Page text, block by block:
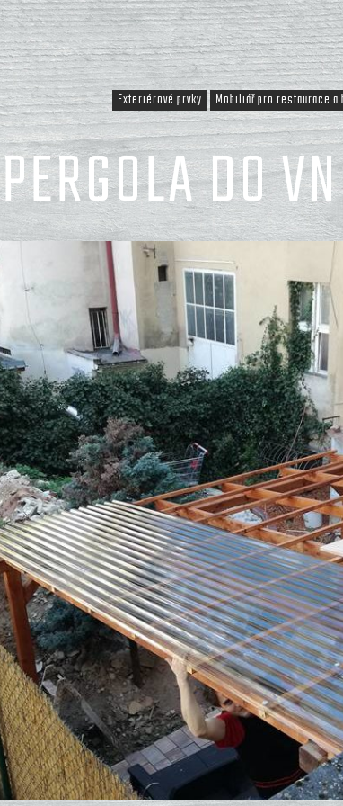
Exteriérové prvky Mobiliář pro restaurace a
PERGOLA DO